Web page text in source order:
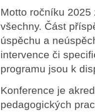
Motto ročníku
všechny. Část
úspěchu a
intervence či
programu jsou k
Konference je
pedagogických